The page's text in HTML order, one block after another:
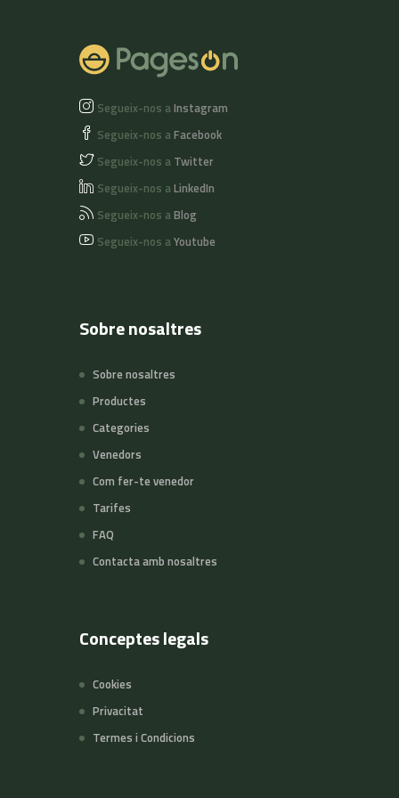
Segueix-nos aInstagram
Segueix-nos aFacebook
Segueix-nos a Twitter
Segueix-nos aLinkedIn
Segueix-nos aBlog
Segueix-nos aYoutube
Sobre nosaltres
Sobre nosaltres
Productes
Categories
Venedors
Com fer-te venedor
Tarifes
FAQ
Contacta amb nosaltres
Conceptes legals
Cookies
Privacitat
Termes i Condicions